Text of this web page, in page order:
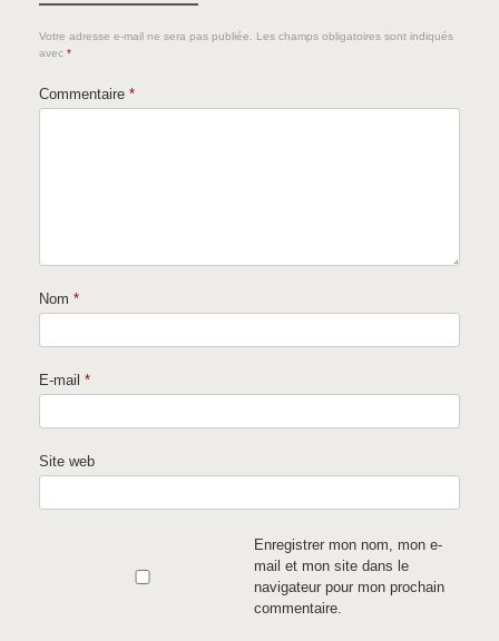
Votre adresse e-mail ne sera pas publiée. Les champs obligatoires sont indiqués
avec *
Commentaire *
Nom *
E-mail *
Site web
Enregistrer mon nom, mon e-
mail et mon site dans le
navigateur pour mon prochain
commentaire.